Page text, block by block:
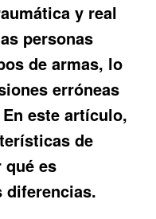
y real
personas
de armas, lo
erróneas
este artículo,
de
qué es
diferencias.